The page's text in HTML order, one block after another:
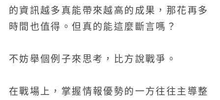
的資訊越多真能帶來越高的成果，那花再多
時間也值得。但真的能這麼斷言嗎？
不妨舉個例子來思考，比方說戰爭。
在戰場上，掌握情報優勢的一方往往主導整